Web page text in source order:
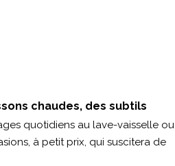
chaudes, des subtils
quotidiens au lave-vaisselle ou
à petit prix, qui suscitera de